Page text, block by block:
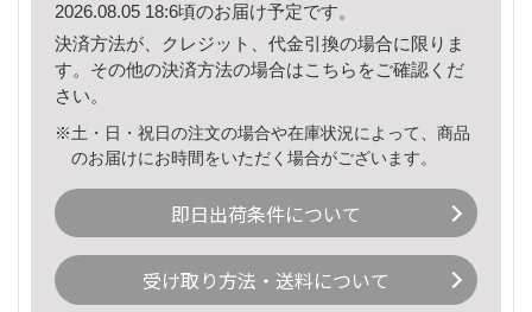
2026.08.05 18:6頃のお届け予定です。
決済方法が、クレジット、代金引換の場合に限りま
す。その他の決済方法の場合はこちら をご確認くだ
さい。
※土・日・祝日の注文の場合や在庫状況によって、商品
のお届けにお時間をいただく場合がございます。
即日出荷条件について
受け取り方法・送料について